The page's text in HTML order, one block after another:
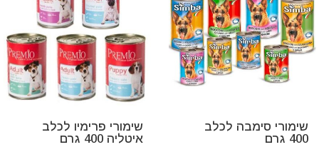
שימורי סימבה לכלב
400 גרם
שימורי פרימיו לכלב
איטליה 400 גרם